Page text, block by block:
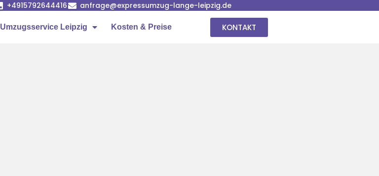
+4915792644416 anfrage@expressumzug-lange-leipzig.de
Umzugsservice Leipzig Kosten & Preise KONTAKT